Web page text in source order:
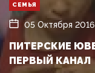
СЕМЬЯ
05 Октября 2016
ПИТЕРСКИЕ
ПЕРВЫЙ КАНАЛ